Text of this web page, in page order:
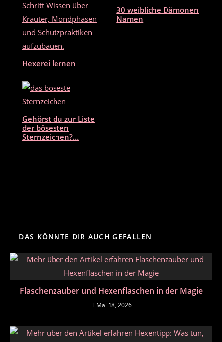
Hexerei lernen
30 weibliche Dämonen
Namen
Gehörst du zur Liste
der bösesten
Sternzeichen?…
DAS KÖNNTE DIR AUCH GEFALLEN
Flaschenzauber und Hexenflaschen in der Magie
Mai 18, 2026